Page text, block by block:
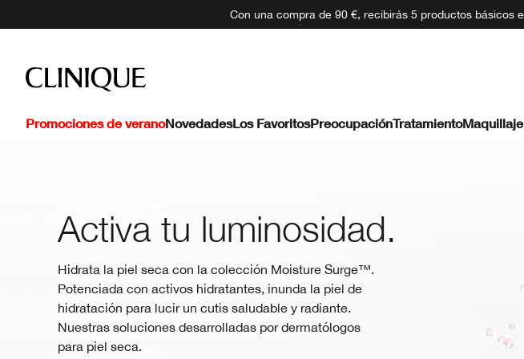
Con una compra de 90 €, recibirás 5 productos básicos
Promociones de veranoNovedadesLos FavoritosPreocupaciónTratamientoMaquillaje
Activa tu luminosidad.
Hidrata la piel seca con la colección Moisture Surge™.
Potenciada con activos hidratantes, inunda la piel de
hidratación para lucir un cutis saludable y radiante.
Nuestras soluciones desarrolladas por dermatólogos
para piel seca.